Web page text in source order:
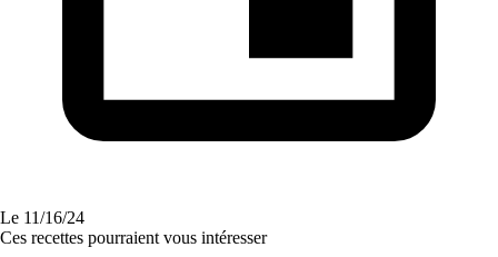
Le 11/16/24
Ces recettes pourraient vous intéresser